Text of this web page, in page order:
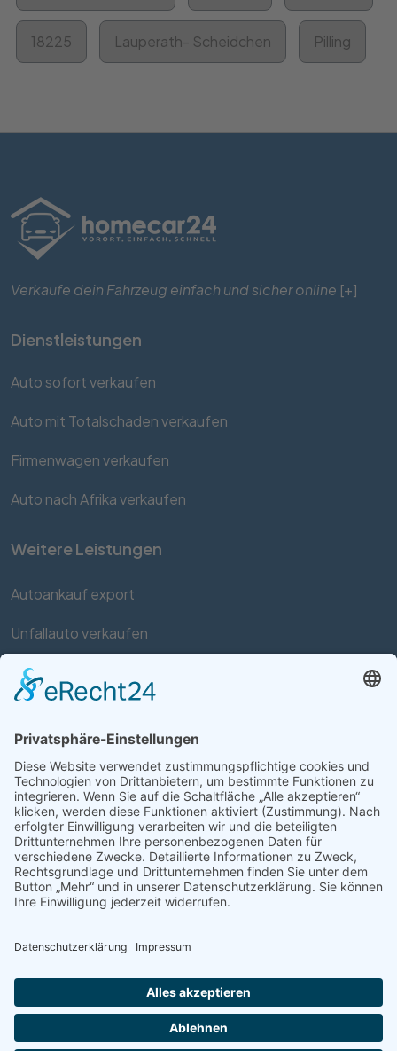
18225 Lauperath- Scheidchen Pilling
Verkaufe dein Fahrzeug einfach und sicher online [+]
Dienstleistungen
Auto sofort verkaufen
Auto mit Totalschaden verkaufen
Firmenwagen verkaufen
Auto nach Afrika verkaufen
Weitere Leistungen
Autoankauf export
Unfallauto verkaufen
Auto mit Motorschaden verkaufen
Support
Kontakt FAQ
Connect social
Datenschutz Impressum AGB Händler
AGB Verbraucher
Über uns